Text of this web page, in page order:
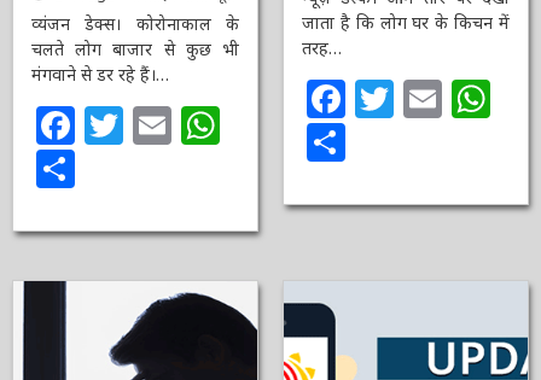
व्यंजन डेक्स। कोरोनाकाल के
चलते लोग बाजार से कुछ भी
मंगवाने से डर रहे हैं।…
Facebook
Twitter
EmailWhatsApp
न्यूज़ डेस्क। आम तौर पर देखा
जाता है कि लोग घर के किचन
में तरह…
Facebook
Twitter
Email
Share